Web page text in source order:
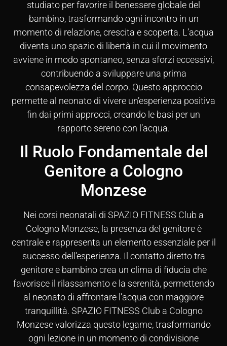
studiato per favorire il benessere globale del
bambino, trasformando ogni incontro in un
momento di relazione, crescita e scoperta. L’acqua
diventa uno spazio di libertà in cui il movimento
avviene in modo spontaneo, senza sforzi eccessivi,
contribuendo a sviluppare una prima
consapevolezza del corpo. Questo approccio
permette al neonato di vivere un’esperienza positiva
fin dai primi approcci, creando le basi per un
rapporto sereno con l’acqua.
Il Ruolo Fondamentale del
Genitore a Cologno
Monzese
Nei corsi neonatali di SPAZIO FITNESS Club a
Cologno Monzese, la presenza del genitore è
centrale e rappresenta un elemento essenziale per il
successo dell’esperienza. Il contatto diretto tra
genitore e bambino crea un clima di fiducia che
favorisce il rilassamento e la serenità, permettendo
al neonato di affrontare l’acqua con maggiore
tranquillità. SPAZIO FITNESS Club a Cologno
Monzese valorizza questo legame, trasformando
ogni lezione in un momento di condivisione